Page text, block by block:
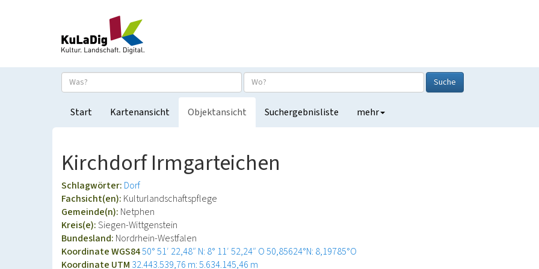
Suche
Start Kartenansicht Objektansicht Suchergebnisliste mehr
Kirchdorf Irmgarteichen
Schlagwörter: Dorf
Fachsicht(en): Kulturlandschaftspflege
Gemeinde(n): Netphen
Kreis(e):Siegen-Wittgenstein
Bundesland: Nordrhein-Westfalen
Koordinate WGS8450° 51′ 22,48″ N: 8° 11′ 52,24″ O50,85624°N: 8,19785°O
Koordinate UTM 32.443.539,76 m: 5.634.145,46 m